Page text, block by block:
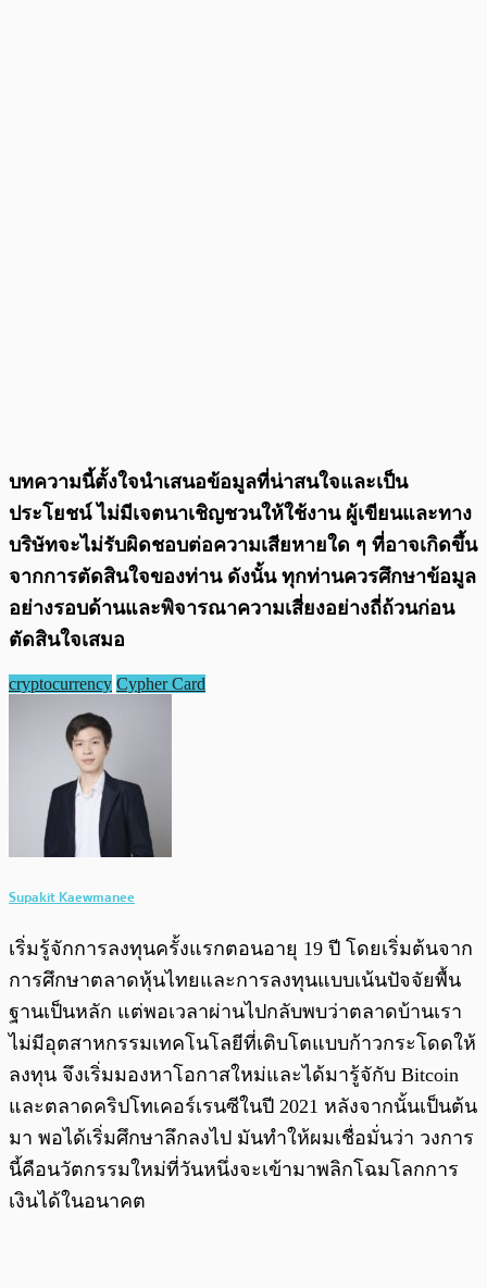
บทความนี้ตั้งใจนำเสนอข้อมูลที่น่าสนใจและเป็น
ประโยชน์ ไม่มีเจตนาเชิญชวนให้ใช้งาน ผู้เขียนและทาง
บริษัทจะไม่รับผิดชอบต่อความเสียหายใด ๆ ที่อาจเกิดขึ้น
จากการตัดสินใจของท่าน ดังนั้น ทุกท่านควรศึกษาข้อมูล
อย่างรอบด้านและพิจารณาความเสี่ยงอย่างถี่ถ้วนก่อน
ตัดสินใจเสมอ
cryptocurrency Cypher Card
Supakit Kaewmanee
เริ่มรู้จักการลงทุนครั้งแรกตอนอายุ 19 ปี โดยเริ่มต้นจาก
การศึกษาตลาดหุ้นไทยและการลงทุนแบบเน้นปัจจัยพื้น
ฐานเป็นหลัก แต่พอเวลาผ่านไปกลับพบว่าตลาดบ้านเรา
ไม่มีอุตสาหกรรมเทคโนโลยีที่เติบโตแบบก้าวกระโดดให้
ลงทุน จึงเริ่มมองหาโอกาสใหม่และได้มารู้จักับ Bitcoin
และตลาดคริปโทเคอร์เรนซีในปี 2021 หลังจากนั้นเป็นต้น
มา พอได้เริ่มศึกษาลึกลงไป มันทำให้ผมเชื่อมั่นว่า วงการ
นี้คือนวัตกรรมใหม่ที่วันหนึ่งจะเข้ามาพลิกโฉมโลกการ
เงินได้ในอนาคต